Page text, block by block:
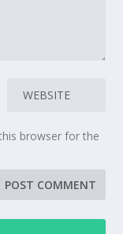
browser for the